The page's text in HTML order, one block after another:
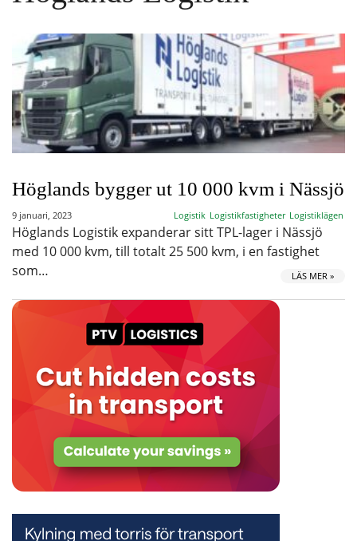
Höglands bygger ut 10 000 kvm i Nässjö
9 januari, 2023 Logistik Logistikfastigheter Logistiklägen
Höglands Logistik expanderar sitt TPL-lager i Nässjö
med 10 000 kvm, till totalt 25 500 kvm, i en fastighet
som…
LÄS MER »